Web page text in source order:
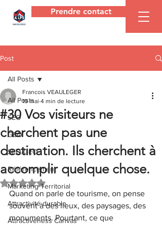
AgenceALPS
Prendre contact
Post
All Posts
SEO
GEO
SEO/GEO
Référencement
Marketing Territorial
Attractivité durable
Attractiveness Canvas
All Posts
#30 Vos visiteurs ne
cherchent pas une
destination. Ils cherchent à
accomplir quelque chose.
Francois VEAULEGER
19 mai 4 min de lecture
Noté NaN étoiles sur 5.
Quand on parle de tourisme, on pense
souvent à des lieux, des paysages, des
monuments. Pourtant, ce que